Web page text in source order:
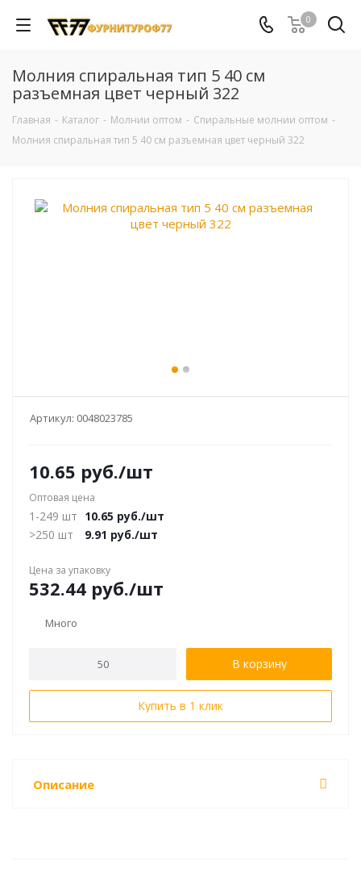
0
Молния спиральная тип 5 40 см
разъемная цвет черный 322
Главная - Каталог - Молнии оптом - Спиральные молнии оптом -
Молния спиральная тип 5 40 см разъемная цвет черный 322
Артикул: 0048023785
10.65 руб./шт
Оптовая цена
1-249 шт 10.65 руб./шт
>250 шт
9.91 руб./шт
Цена за упаковку
532.44 руб./шт
Много
В корзину
Купить в 1 клик
Описание